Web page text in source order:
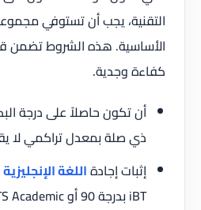
التقنية، يجب أن تستوفي
الأساسية. هذه الشروط تضمن
كفاءة وجدية.
أن تكون حاصلاً على درجة
ذي صلة بمعدل تراكمي لا يقل عن
إثبات إجادةاللغة الإنجليزية
iBT بدرجة 90 أو IELTS Academic بدرجة 6.5.